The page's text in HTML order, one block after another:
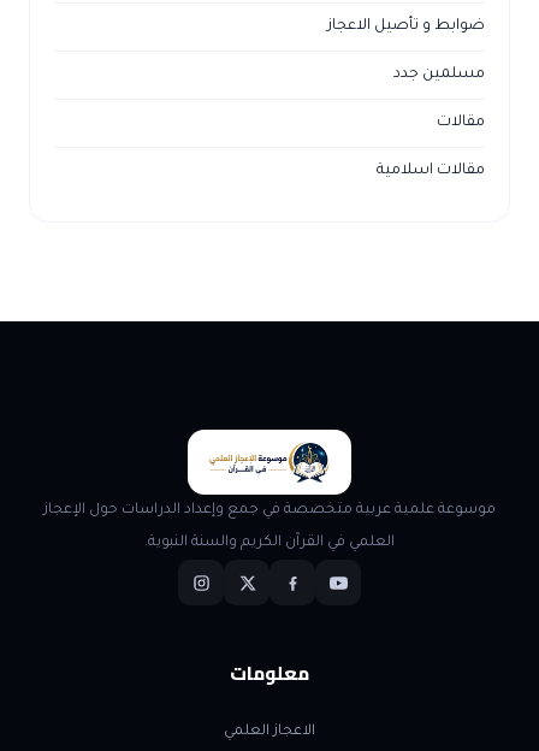
ضوابط و تأصيل الاعجاز
مسلمين جدد
مقالات
مقالات اسلامية
موسوعة علمية عربية متخصصة في جمع وإعداد الدراسات حول الإعجاز
العلمي في القرآن الكريم والسنة النبوية.
معلومات
الاعجاز العلمي